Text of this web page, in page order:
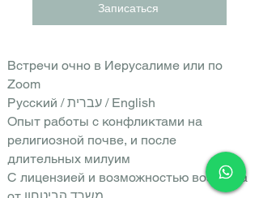
Записаться
Встречи очно в Иерусалиме или по
Zoom
Русский / עברית / English
Опыт работы с конфликтами на
религиозной почве, и после
длительных милуим
С лицензией и возможностью возврата